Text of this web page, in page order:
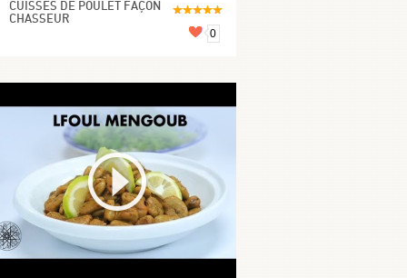
CUISSES DE POULET FAÇON
CHASSEUR
0